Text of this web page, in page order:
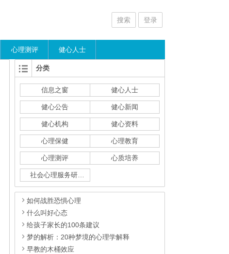
搜索 登录
心理测评 健心人士
分类
信息之窗 健心人士
健心公告 健心新闻
健心机构 健心资料
心理保健 心理教育
心理测评 心质培养
如何战胜恐惧心理
什么叫好心态
给孩子家长的100条建议
梦的解析：20种梦境的心理学解释
早教的木桶效应